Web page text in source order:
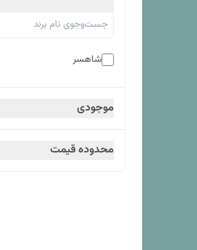
شاهسر
موجودی
محدوده قیمت